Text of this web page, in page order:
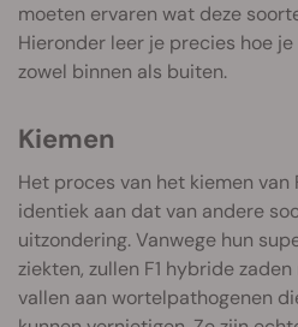
moeten ervaren wat deze
Hieronder leer je precies hoe
zowel binnen als buiten.
Kiemen
Het proces van het kiemen van
identiek aan dat van andere
uitzondering. Vanwege hun
ziekten, zullen F1 hybride
vallen aan wortelpathogenen